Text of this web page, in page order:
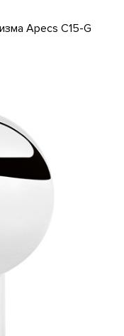
Apecs C15-G